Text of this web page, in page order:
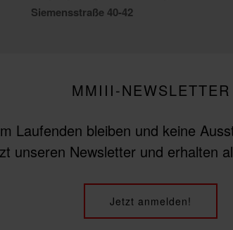
Siemensstraße 40-42
MMIII-NEWSLETTER
Laufenden bleiben und keine
unseren Newsletter und erhalten
Jetzt anmelden!